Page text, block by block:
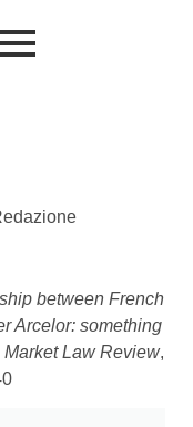
between French
Arcelor: something
Market Law Review,